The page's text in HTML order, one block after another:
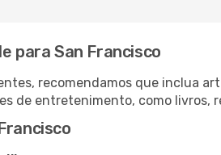
para San Francisco
recomendamos que inclua
de entretenimento, como livros,